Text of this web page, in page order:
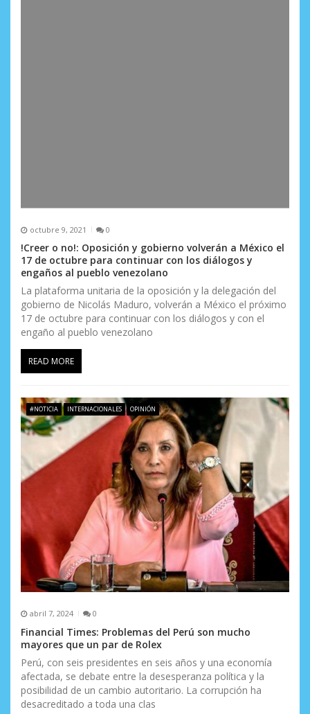
octubre 9, 2021 0
!Creer o no!: Oposición y gobierno volverán a México el
17 de octubre para continuar con los diálogos y
engaños al pueblo venezolano
La plataforma unitaria de la oposición y la delegación del
gobierno de Nicolás Maduro, volverán a México el próximo
17 de octubre para continuar con los diálogos y con el
engaño al pueblo venezolano
READ MORE
#NOTICIA INTERNACIONALES OPINIÓN
abril 7, 2024 0
Financial Times: Problemas del Perú son mucho
mayores que un par de Rolex
Perú, con seis presidentes en seis años y una economía
afectada, se debate entre la desesperanza política y la
posibilidad de un cambio autoritario. La corrupción ha
desacreditado a toda una clas